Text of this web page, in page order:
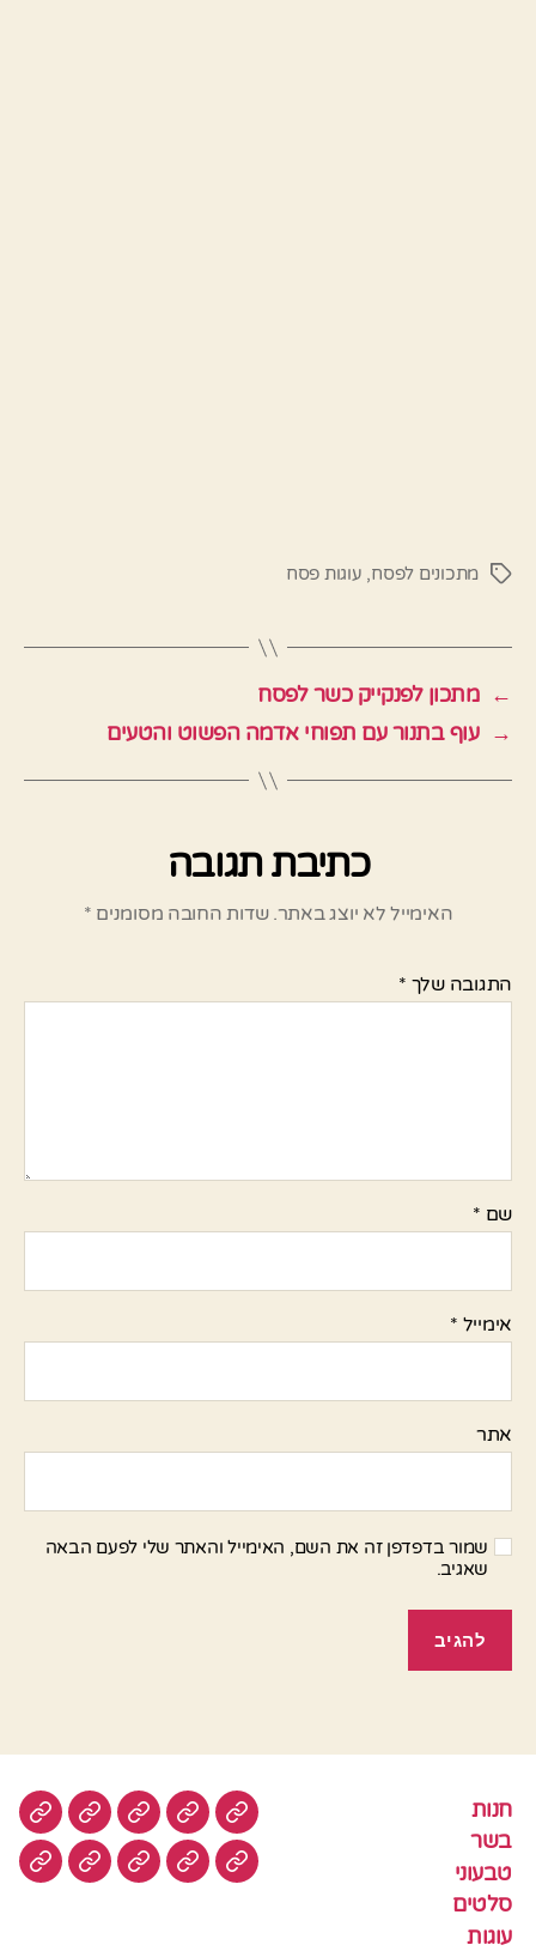
תגיותמתכונים לפסח, עוגות פסח
← מתכון לפנקייק כשר לפסח
→ עוף בתנור עם תפוחי אדמה הפשוט והטעים
כתיבת תגובה
האימייל לא יוצג באתר. שדות החובה מסומנים *
התגובה שלך *
שם *
אימייל *
אתר
שמור בדפדפן זה את השם, האימייל והאתר שלי לפעם הבאה
שאגיב.
חנות
בשר
טבעוני
סלטים
עוגות
חנות בשר טבעוניסלטים
עוגיותעוף צמחונידגים